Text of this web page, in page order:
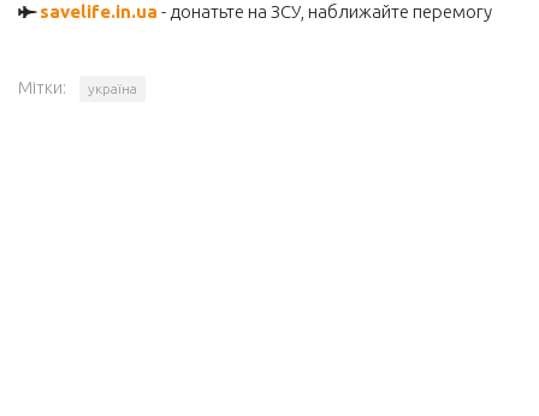
savelife.in.ua - донатьте на ЗСУ, наближайте перемогу
Мітки: україна